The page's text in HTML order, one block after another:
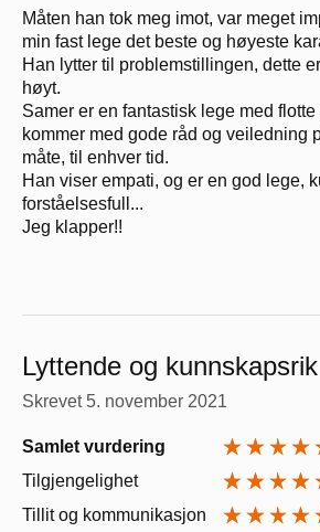
Måten han tok meg imot, var meget
min fast lege det beste og høyeste
Han lytter til problemstillingen, dette
høyt.
Samer er en fantastisk lege med
kommer med gode råd og veiledning
måte, til enhver tid.
Han viser empati, og er en god lege,
forståelsesfull...
Jeg klapper!!
Lyttende og kunnskapsrik
Skrevet 5. november 2021
Samlet vurdering
Tilgjengelighet
Tillit og kommunikasjon